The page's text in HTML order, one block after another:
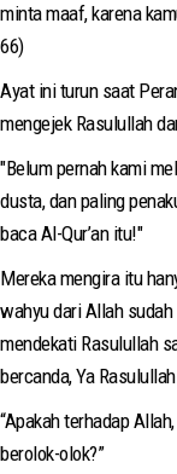
minta maaf, karena
66)
Ayat ini turun saat
mengejek Rasulullah
"Belum pernah kami
dusta, dan paling
baca Al-Qur’an itu!"
Mereka mengira itu
wahyu dari Allah
mendekati Rasulullah
bercanda, Ya
“Apakah terhadap
berolok-olok?”